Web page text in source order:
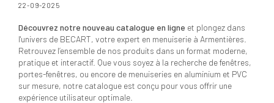
22-09-2025
Découvrez notre nouveau catalogue en ligne et plongez dans
l'univers de BECART, votre expert en menuiserie à Armentières.
Retrouvez l’ensemble de nos produits dans un format moderne,
pratique et interactif. Que vous soyez à la recherche de fenêtres,
portes-fenêtres, ou encore de menuiseries en aluminium et PVC
sur mesure, notre catalogue est conçu pour vous offrir une
expérience utilisateur optimale.